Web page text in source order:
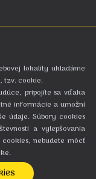
iba
lokality ukladáme
tzv. cookie.
pripojíte sa vďaka
informácie a umožní
údaje. Súbory cookies
a vylepšovania
nebudete môcť